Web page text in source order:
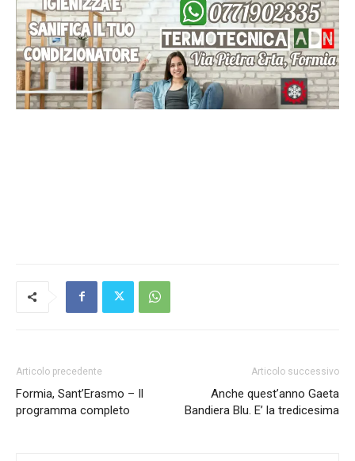
Articolo precedente
Formia, Sant’Erasmo – Il
programma completo
Articolo successivo
Anche quest’anno Gaeta
Bandiera Blu. E’ la tredicesima